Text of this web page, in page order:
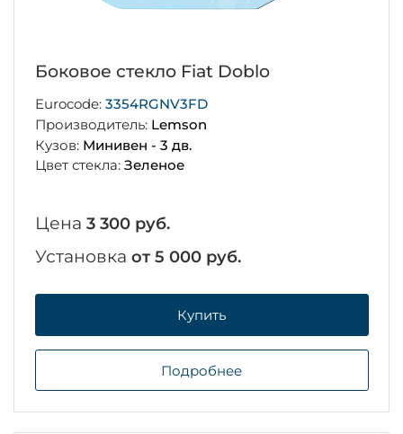
Боковое стекло Fiat Doblo
Eurocode: 3354RGNV3FD
Производитель: Lemson
Кузов: Минивен - 3 дв.
Цвет стекла: Зеленое
Цена 3 300 руб.
Установка от 5 000 руб.
Купить
Подробнее